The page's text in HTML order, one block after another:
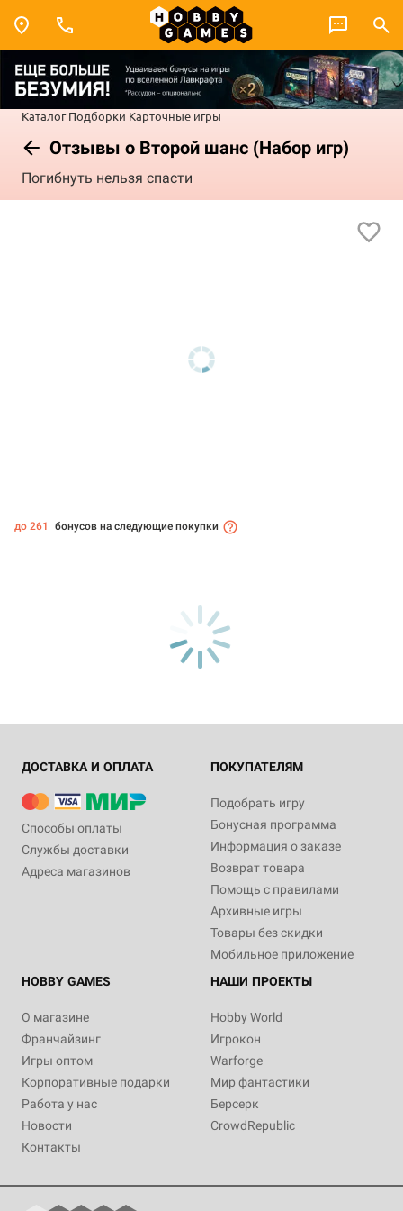
Каталог Подборки Карточные игры
Отзывы о Второй шанс (Набор игр)
Погибнуть нельзя спасти
до 261 бонусов на следующие покупки
ДОСТАВКА И ОПЛАТА
Способы оплаты
Службы доставки
Адреса магазинов
ПОКУПАТЕЛЯМ
Подобрать игру
Бонусная программа
Информация о заказе
Возврат товара
Помощь с правилами
Архивные игры
Товары без скидки
Мобильное приложение
HOBBY GAMES
О магазине
Франчайзинг
Игры оптом
Корпоративные подарки
Работа у нас
Новости
Контакты
НАШИ ПРОЕКТЫ
Hobby World
Игрокон
Warforge
Мир фантастики
Берсерк
CrowdRepublic